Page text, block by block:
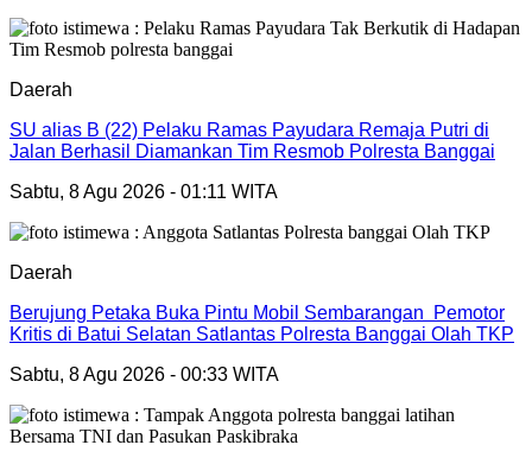
Daerah
SU alias B (22) Pelaku Ramas Payudara Remaja Putri di
Jalan Berhasil Diamankan Tim Resmob Polresta Banggai
Sabtu, 8 Agu 2026 - 01:11 WITA
Daerah
Berujung Petaka Buka Pintu Mobil Sembarangan Pemotor
Kritis di Batui Selatan Satlantas Polresta Banggai Olah TKP
Sabtu, 8 Agu 2026 - 00:33 WITA